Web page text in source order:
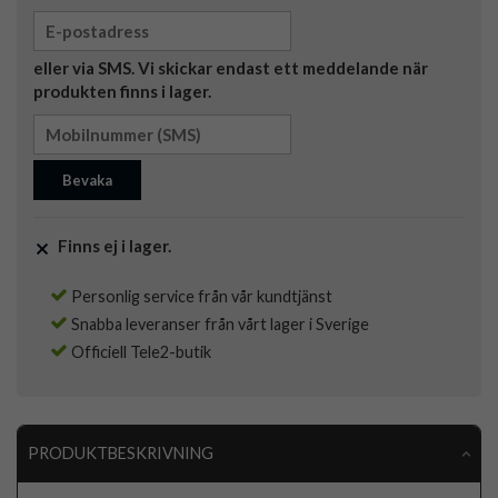
eller via SMS. Vi skickar endast ett meddelande när
produkten finns i lager.
Bevaka
Finns ej i lager.
Personlig service från vår kundtjänst
Snabba leveranser från vårt lager i Sverige
Officiell Tele2-butik
PRODUKTBESKRIVNING